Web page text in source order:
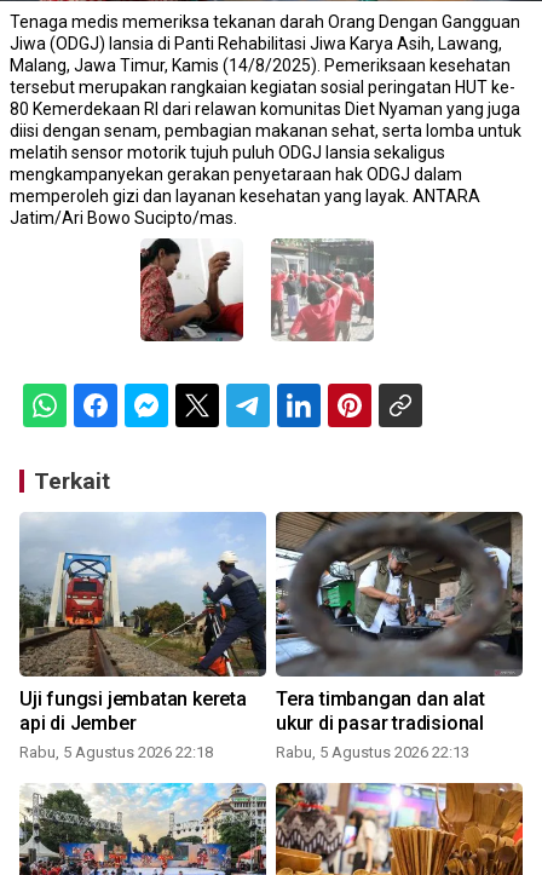
Tenaga medis memeriksa tekanan darah Orang Dengan Gangguan
Jiwa (ODGJ) lansia di Panti Rehabilitasi Jiwa Karya Asih, Lawang,
Malang, Jawa Timur, Kamis (14/8/2025). Pemeriksaan kesehatan
tersebut merupakan rangkaian kegiatan sosial peringatan HUT ke-
80 Kemerdekaan RI dari relawan komunitas Diet Nyaman yang juga
diisi dengan senam, pembagian makanan sehat, serta lomba untuk
melatih sensor motorik tujuh puluh ODGJ lansia sekaligus
mengkampanyekan gerakan penyetaraan hak ODGJ dalam
memperoleh gizi dan layanan kesehatan yang layak. ANTARA
Jatim/Ari Bowo Sucipto/mas.
Terkait
Uji fungsi jembatan kereta
api di Jember
Rabu, 5 Agustus 2026 22:18
Tera timbangan dan alat
ukur di pasar tradisional
Rabu, 5 Agustus 2026 22:13